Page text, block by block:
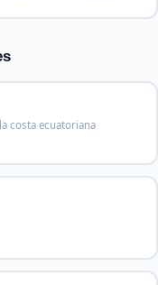
costa ecuatoriana